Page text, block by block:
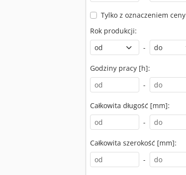
Tylko z oznaczeniem ceny
Rok produkcji:
-
Godziny pracy [h]:
-
Całkowita długość [mm]:
-
Całkowita szerokość [mm]:
-